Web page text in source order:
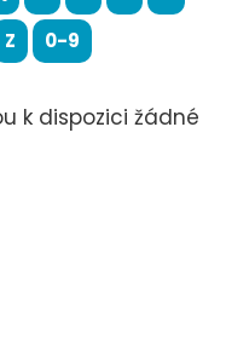
Z 0-9
k dispozici žádné